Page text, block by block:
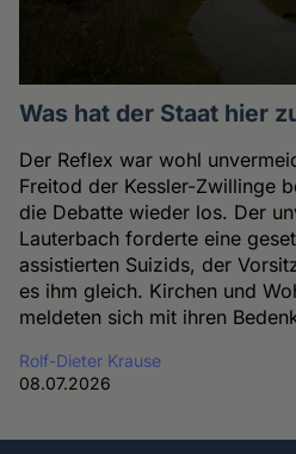
Was hat der Staat hier
Der Reflex war wohl
Freitod der Kessler-Zwillinge
die Debatte wieder los. Der
Lauterbach forderte eine
assistierten Suizids, der
es ihm gleich. Kirchen und
meldeten sich mit ihren
Rolf-Dieter Krause
08.07.2026